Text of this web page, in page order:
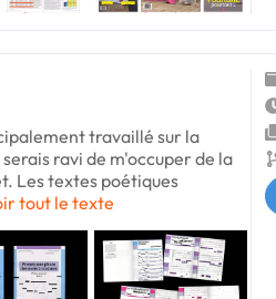
travaillé sur la
ravi de m'occuper de la
Les textes poétiques
tout le texte